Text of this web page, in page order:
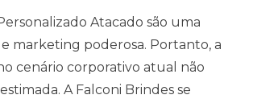
Atacado são uma
marketing poderosa. Portanto, a
cenário corporativo atual não
A Falconi Brindes se